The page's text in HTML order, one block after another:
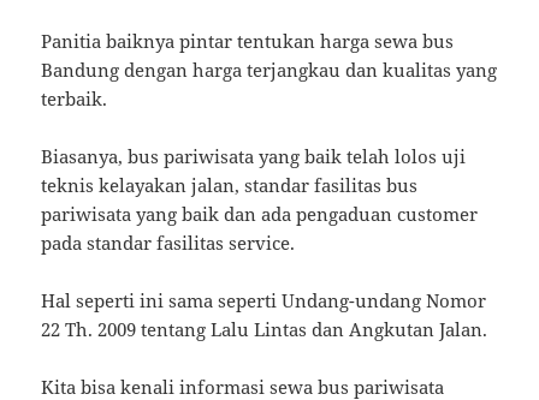
Panitia baiknya pintar tentukan harga sewa bus
Bandung dengan harga terjangkau dan kualitas yang
terbaik.
Biasanya, bus pariwisata yang baik telah lolos uji
teknis kelayakan jalan, standar fasilitas bus
pariwisata yang baik dan ada pengaduan customer
pada standar fasilitas service.
Hal seperti ini sama seperti Undang-undang Nomor
22 Th. 2009 tentang Lalu Lintas dan Angkutan Jalan.
Kita bisa kenali informasi sewa bus pariwisata